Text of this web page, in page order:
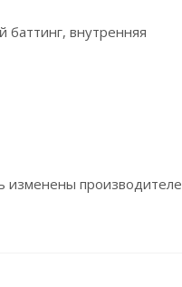
внутренняя
изменены